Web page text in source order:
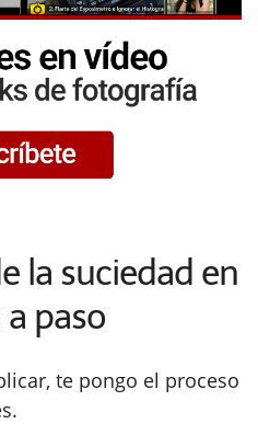
la suciedad en
a paso
te pongo el proceso